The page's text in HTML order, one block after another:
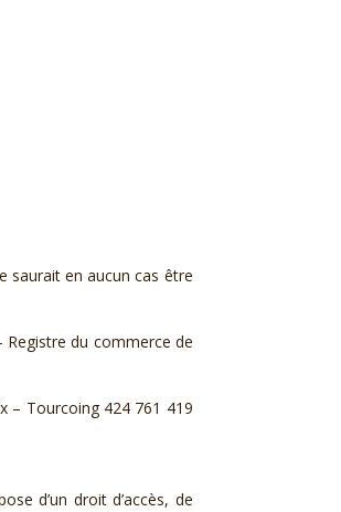
saurait en aucun cas être
Registre du commerce de
– Tourcoing 424 761 419
d’un droit d’accès, de